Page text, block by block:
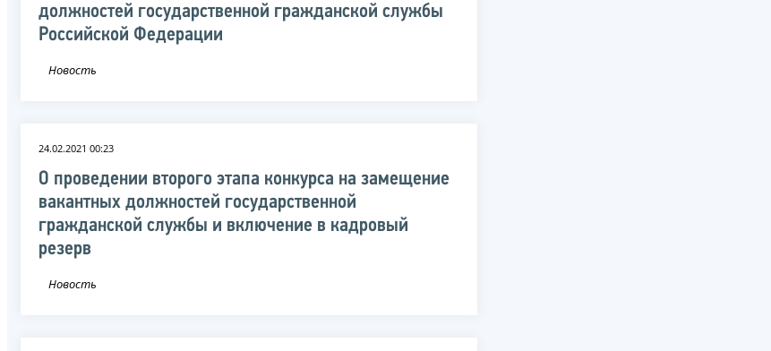
должностей государственной гражданской службы
Российской Федерации
Новость
24.02.2021 00:23
О проведении второго этапа конкурса на замещение
вакантных должностей государственной
гражданской службы и включение в кадровый
резерв
Новость